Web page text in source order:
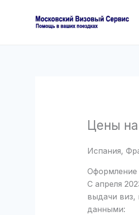
содержимому
Цены
Испания,
Оформление
С апреля
выдачи виз,
данными: